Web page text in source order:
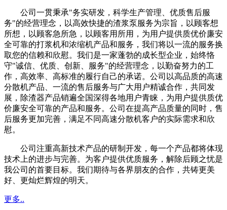
公司一贯秉承"务实研发，科学生产管理、优质售后服
务"的经营理念，以高效快捷的渣浆泵服务为宗旨，以顾客想
所想，以顾客急所急，以顾客用所用，为用户提供质优价廉安
全可靠的打浆机和浓缩机产品和服务，我们将以一流的服务换
取您的信赖和欣慰。我们是一家蓬勃的成长型企业，始终恪
守"诚信、优质、创新、服务"的经营理念，以勤奋努力的工
作，高效率、高标准的履行自己的承诺。公司以高品质的高速
分散机产品、一流的售后服务与广大用户精诚合作，共同发
展，除渣器产品销遍全国深得各地用户青睐，为用户提供质优
价廉安全可靠的产品和服务。公司在提高产品质量的同时，售
后服务更加完善，满足不同高速分散机客户的实际需求和欣
慰。
公司注重高新技术产品的研制开发，每一个产品都将体现
技术上的进步与完善。为客户提供优质服务，解除后顾之忧是
我公司的首要目标。我们期待与各界朋友的合作，共铸更美
好、更灿烂辉煌的明天。
更多..